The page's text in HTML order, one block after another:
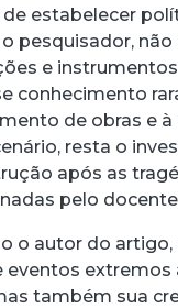
estabelecer
pesquisador, não
e
conhecimento
de obras e
resta o
após as
pelo
o autor do
eventos
também sua